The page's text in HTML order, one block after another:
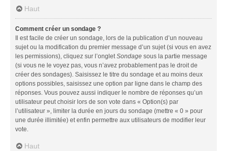
Haut
Comment créer un sondage ?
Il est facile de créer un sondage, lors de la publication d’un nouveau
sujet ou la modification du premier message d’un sujet (si vous en avez
les permissions), cliquez sur l’ongletSondage sous la partie message
(si vous ne le voyez pas, vous n’avez probablement pas le droit de
créer des sondages). Saisissez le titre du sondage et au moins deux
options possibles, saisissez une option par ligne dans le champ des
réponses. Vous pouvez aussi indiquer le nombre de réponses qu’un
utilisateur peut choisir lors de son vote dans « Option(s) par
l’utilisateur », limiter la durée en jours du sondage (mettre « 0 » pour
une durée illimitée) et enfin permettre aux utilisateurs de modifier leur
vote.
Haut